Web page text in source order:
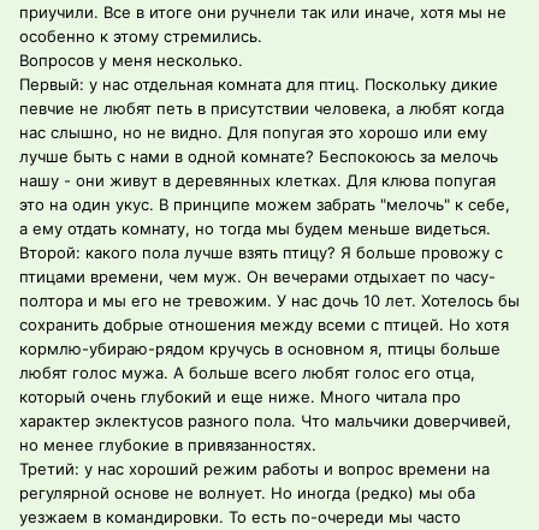
приучили. Все в итоге они ручнели так или иначе, хотя мы не
особенно к этому стремились.
Вопросов у меня несколько.
Первый: у нас отдельная комната для птиц. Поскольку дикие
певчие не любят петь в присутствии человека, а любят когда
нас слышно, но не видно. Для попугая это хорошо или ему
лучше быть с нами в одной комнате? Беспокоюсь за мелочь
нашу - они живут в деревянных клетках. Для клюва попугая
это на один укус. В принципе можем забрать "мелочь" к себе,
а ему отдать комнату, но тогда мы будем меньше видеться.
Второй: какого пола лучше взять птицу? Я больше провожу с
птицами времени, чем муж. Он вечерами отдыхает по часу-
полтора и мы его не тревожим. У нас дочь 10 лет. Хотелось бы
сохранить добрые отношения между всеми с птицей. Но хотя
кормлю-убираю-рядом кручусь в основном я, птицы больше
любят голос мужа. А больше всего любят голос его отца,
который очень глубокий и еще ниже. Много читала про
характер эклектусов разного пола. Что мальчики доверчивей,
но менее глубокие в привязанностях.
Третий: у нас хороший режим работы и вопрос времени на
регулярной основе не волнует. Но иногда (редко) мы оба
уезжаем в командировки. То есть по-очереди мы часто